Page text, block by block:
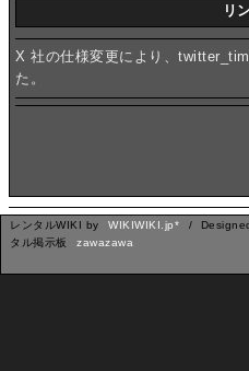
リ
X 社の仕様変更により、
た。
レンタルWIKI by WIKIWIKI.jp* /
タル掲示板
zawazawa